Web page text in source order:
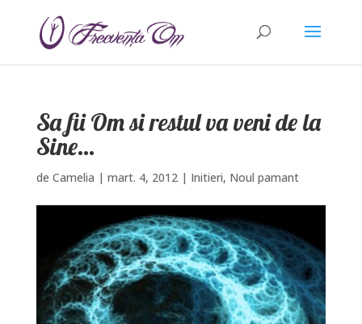
Sa fii Om si restul va veni de la
Sine…
de Camelia | mart. 4, 2012| Initieri, Noul pamant